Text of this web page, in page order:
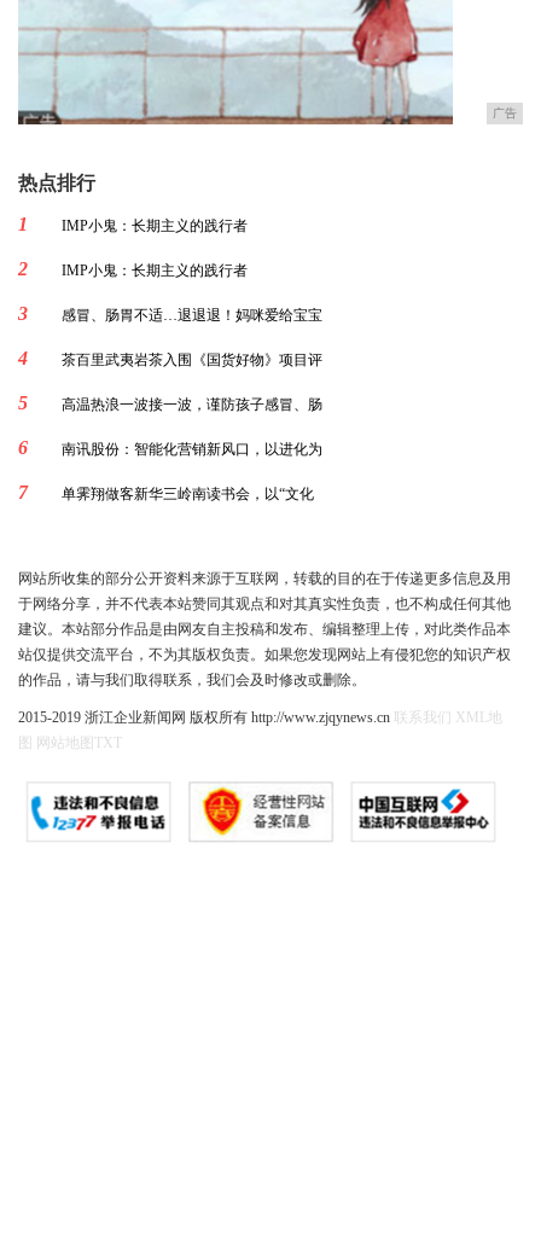
广告
热点排行
1
IMP小鬼：长期主义的践行者
2 IMP小鬼：长期主义的践行者
3 感冒、肠胃不适…退退退！妈咪爱给宝宝
4 茶百里武夷岩茶入围《国货好物》项目评
5 高温热浪一波接一波，谨防孩子感冒、肠
6 南讯股份：智能化营销新风口，以进化为
7 单霁翔做客新华三岭南读书会，以“文化
网站所收集的部分公开资料来源于互联网，转载的目的在于传递更多信息及用
于网络分享，并不代表本站赞同其观点和对其真实性负责，也不构成任何其他
建议。本站部分作品是由网友自主投稿和发布、编辑整理上传，对此类作品本
站仅提供交流平台，不为其版权负责。如果您发现网站上有侵犯您的知识产权
的作品，请与我们取得联系，我们会及时修改或删除。
2015-2019 浙江企业新闻网 版权所有 http://www.zjqynews.cn 联系我们
XML地
图
网站地图 TXT